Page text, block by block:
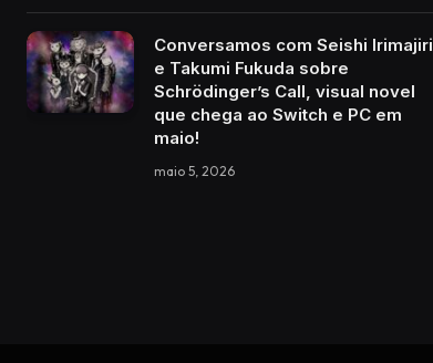
Conversamos com Seishi Irimajiri
e Takumi Fukuda sobre
Schrödinger’s Call, visual novel
que chega ao Switch e PC em
maio!
maio 5, 2026